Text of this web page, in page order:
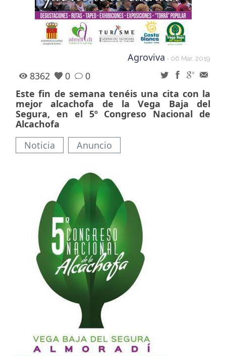
Agroviva - 06 Mar, 2019
8362 0
0
Este fin de semana tenéis una cita con la
mejor alcachofa de la Vega Baja del
Segura, en el 5º Congreso Nacional de
Alcachofa
Noticia
Anuncio